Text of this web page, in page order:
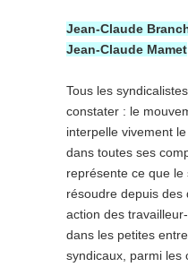
Jean-Claude
Jean-Claude Mamet
Tous les
constater : le
interpelle vivement
dans toutes ses
représente ce que le
résoudre depuis des
action des
dans les petites
syndicaux, parmi les